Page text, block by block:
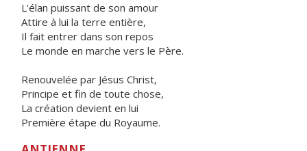
L'élan puissant de son amour
Attire à lui la terre entière,
Il fait entrer dans son repos
Le monde en marche vers le Père.
Renouvelée par Jésus Christ,
Principe et fin de toute chose,
La création devient en lui
Première étape du Royaume.